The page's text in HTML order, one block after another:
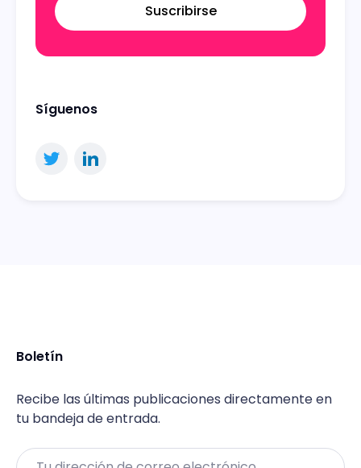
Suscribirse
Síguenos
Boletín
Recibe las últimas publicaciones directamente en
tu bandeja de entrada.
Email